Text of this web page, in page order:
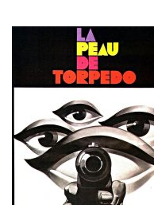
Misdaad
Romantische komedie
Thriller